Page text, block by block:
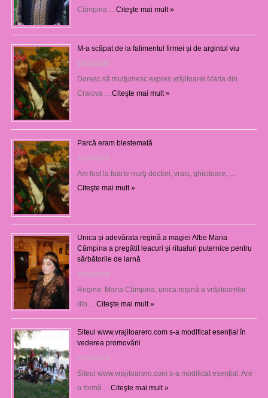
Câmpina … Citeşte mai mult »
M-a scăpat de la falimentul firmei și de argintul viu
13/03/2025
Doresc să mulţumesc expres vrăjitoarei Maria din
Craiova … Citeşte mai mult »
Parcă eram blestemată
12/03/2025
Am fost la foarte mulţi doctori, vraci, ghicitoare, …
Citeşte mai mult »
Unica și adevărata regină a magiei Albe Maria
Câmpina a pregătit leacuri și ritualuri puternice pentru
sărbătorile de iarnă
26/12/2023
Regina Maria Câmpina, unica regină a vrăjitoarelor
din … Citeşte mai mult »
Siteul www.vrajitoarero.com s-a modificat esențial în
vederea promovării
07/12/2023
Siteul www.vrajitoarero.com s-a modificat esențial. Are
o formă … Citeşte mai mult »